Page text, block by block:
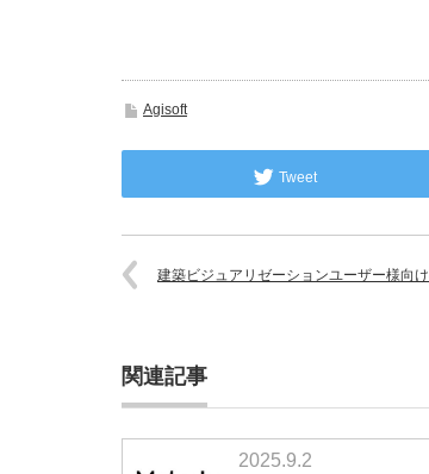
Agisoft
Tweet
建築ビジュアリゼーションユーザー様向
関連記事
2025.9.2